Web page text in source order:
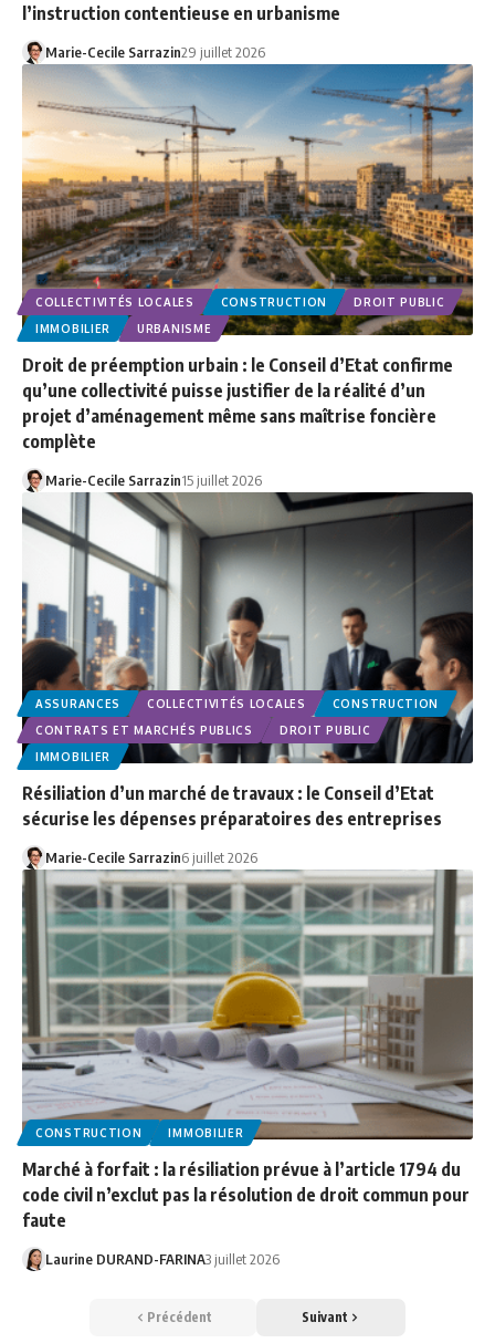
l’instruction contentieuse en urbanisme
Marie-Cecile Sarrazin29 juillet 2026
COLLECTIVITÉS LOCALES CONSTRUCTION
DROIT PUBLIC
IMMOBILIER
URBANISME
Droit de préemption urbain : le Conseil d’Etat confirme
qu’une collectivité puisse justifier de la réalité d’un
projet d’aménagement même sans maîtrise foncière
complète
Marie-Cecile Sarrazin15 juillet 2026
ASSURANCES COLLECTIVITÉS LOCALES
CONSTRUCTION
CONTRATS ET MARCHÉS PUBLICS
DROIT PUBLIC
IMMOBILIER
Résiliation d’un marché de travaux : le Conseil d’Etat
sécurise les dépenses préparatoires des entreprises
Marie-Cecile Sarrazin6 juillet 2026
CONSTRUCTION IMMOBILIER
Marché à forfait : la résiliation prévue à l’article 1794 du
code civil n’exclut pas la résolution de droit commun pour
faute
Laurine DURAND-FARINA3 juillet 2026
Précédent Suivant